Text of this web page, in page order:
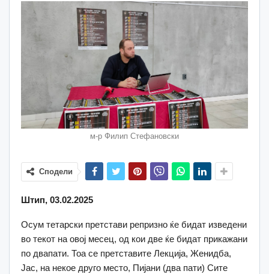
м-р Филип Стефановски
Сподели
Штип, 03.02.2025
Осум тетарски претстави репризно ќе бидат изведени
во текот на овој месец, од кои две ќе бидат прикажани
по двапати. Тоа се претставите Лекција, Женидба,
Јас, на некое друго место, Пијани (два пати) Сите